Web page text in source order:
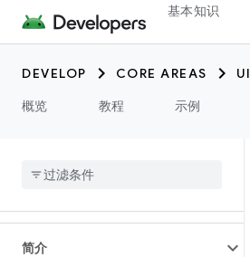
基本知识
DEVELOP CORE AREAS
UI
概览
教程 示例
简介